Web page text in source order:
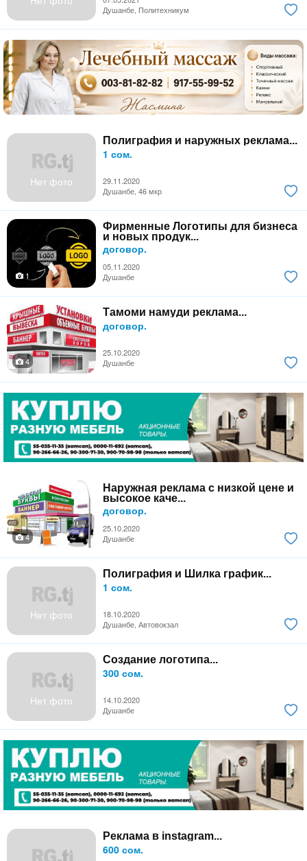
Душанбе, Политехникум
Нет фото
Полиграфия и наружных реклама...
1 сом.
29.11.2020
Душанбе, 46 мкр
Фирменные Логотипы для бизнеса
и новых продук...
договор.
05.11.2020
1
Душанбе
Тамоми намуди реклама...
договор.
25.10.2020
4
Душанбе
Наружная реклама с низкой цене и
высокое каче...
договор.
25.10.2020
4
Душанбе
Нет фото
Полиграфия и Шилка график...
1 сом.
18.10.2020
Душанбе, Автовокзал
Нет фото
Создание логотипа...
300 сом.
14.10.2020
Душанбе
Реклама в instagram...
600 сом.